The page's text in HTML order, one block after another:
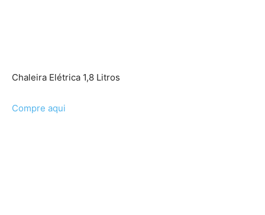
Chaleira Elétrica 1,8 Litros
Compre aqui